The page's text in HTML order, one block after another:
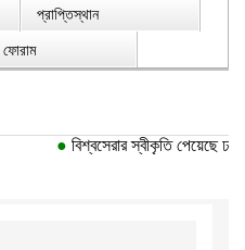
প্রাপ্তিস্থান
বিশ্বসেরার স্বীকৃতি পেয়েছে ঢাকা